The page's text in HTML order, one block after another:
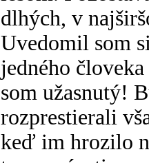
dlhých, v
Uvedomil som
jedného
som užasnutý!
rozprestierali
keď im hrozilo